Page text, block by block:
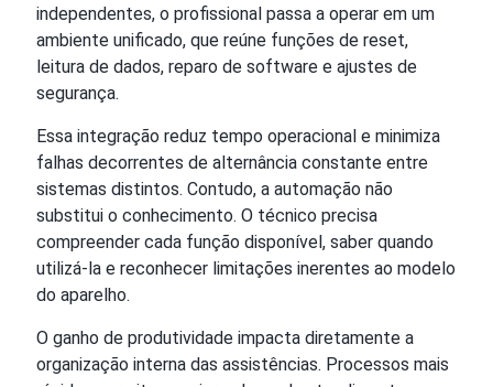
independentes, o profissional passa a operar em um
ambiente unificado, que reúne funções de reset,
leitura de dados, reparo de software e ajustes de
segurança.
Essa integração reduz tempo operacional e minimiza
falhas decorrentes de alternância constante entre
sistemas distintos. Contudo, a automação não
substitui o conhecimento. O técnico precisa
compreender cada função disponível, saber quando
utilizá-la e reconhecer limitações inerentes ao modelo
do aparelho.
O ganho de produtividade impacta diretamente a
organização interna das assistências. Processos mais